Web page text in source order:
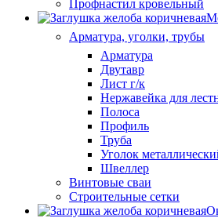
Профнастил кровельный
Арматура, уголки, трубы
Арматура
Двутавр
Лист г/к
Нержавейка для
Полоса
Профиль
Труба
Уголок
Швеллер
Винтовые сваи
Строительные сетки